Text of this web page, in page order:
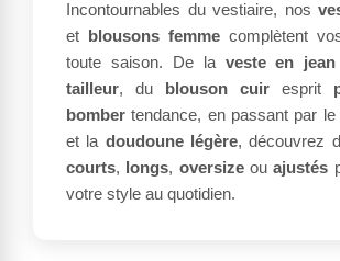
Incontournables du vestiaire, nos
et
blousons femme complètent
toute saison. De la veste en jean
tailleur, du blouson cuir esprit
bomber tendance, en passant par le
et la doudoune légère, découvrez
courts, longs, oversizeouajustés
votre style au quotidien.